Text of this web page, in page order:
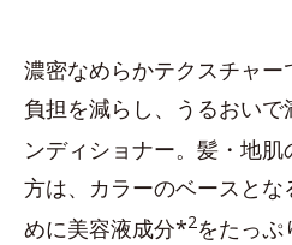
濃密なめらかテクスチャ
負担を減らし、うるおい
ンディショナー。髪・地
方は、カラーのベースと
めに美容液成分*2をたっぷ